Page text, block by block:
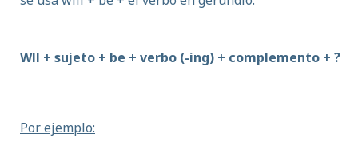
Wll + sujeto + be + verbo (-ing) + complemento + ?
Por ejemplo: